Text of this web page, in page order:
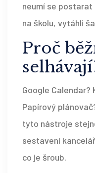
neumí se
na školu, vytáhli
Proč
Google Calendar?
Papírový
tyto nástroje
sestavení
co je šroub.